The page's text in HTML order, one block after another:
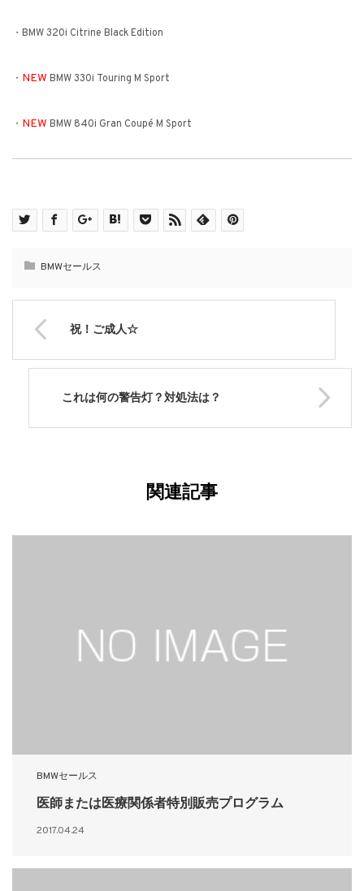
・BMW 320i Citrine Black Edition
・ NEW BMW 330i Touring M Sport
・ NEW BMW 840i Gran Coupé M Sport
BMWセールス
祝！ご成人☆
これは何の警告灯？対処法は？
関連記事
BMWセールス
医師または医療関係者特別販売プログラム
2017.04.24